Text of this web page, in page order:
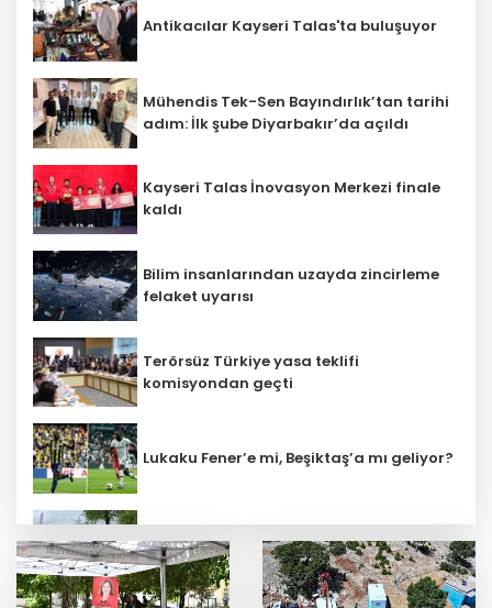
Antikacılar Kayseri Talas'ta buluşuyor
Mühendis Tek-Sen Bayındırlık’tan tarihi
adım: İlk şube Diyarbakır’da açıldı
Kayseri Talas İnovasyon Merkezi finale
kaldı
Bilim insanlarından uzayda zincirleme
felaket uyarısı
Terörsüz Türkiye yasa teklifi
komisyondan geçti
Lukaku Fener’e mi, Beşiktaş’a mı geliyor?
sığmaz